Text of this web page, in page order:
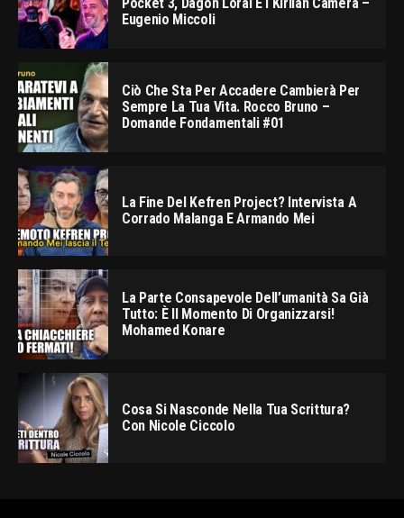
Eugenio Miccoli
Ciò Che Sta Per Accadere Cambierà Per
Sempre La Tua Vita. Rocco Bruno –
Domande Fondamentali #01
La Fine Del Kefren Project? Intervista A
Corrado Malanga E Armando Mei
La Parte Consapevole Dell’umanità Sa Già
Tutto: È Il Momento Di Organizzarsi!
Mohamed Konare
Cosa Si Nasconde Nella Tua Scrittura?
Con Nicole Ciccolo